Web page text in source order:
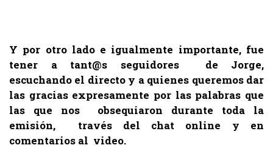
Y por otro lado e igualmente importante, fue
tener a tant@s seguidores de Jorge,
escuchando el directo y a quienes queremos dar
las gracias expresamente por las palabras que
las que nos obsequiaron durante toda la
emisión, través del chat online y en
comentarios al video.